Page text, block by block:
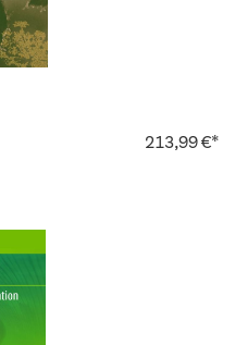
213,99 €*